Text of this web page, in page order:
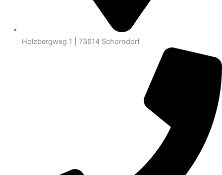
Holzbergweg 1 | 73614 Schorndorf